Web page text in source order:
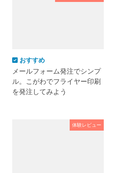
おすすめ
メールフォーム発注でシンプ
ル。こがわでフライヤー印刷
を発注してみよう
体験レビュー